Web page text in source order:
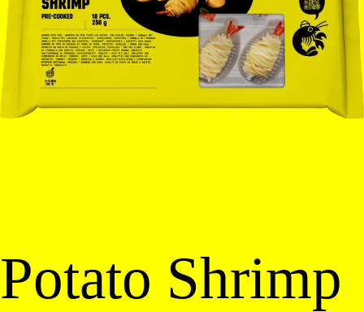
Potato Shrimp